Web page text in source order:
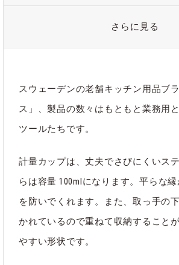
リアした商品となりますため、あらかじめ
となります。柔らかいスポンジで洗ってい
です。
#メジャーカップ #計量カップ
さらに見る
スウェーデンの老舗キッチン用品ブ
ス」、製品の数々はもともと業務用
ツールたちです。
計量カップは、丈夫でさびにくいス
らは容量 100mlになります。平らな
を防いでくれます。また、取っ手の
かれているので重ねて収納すること
やすい形状です。